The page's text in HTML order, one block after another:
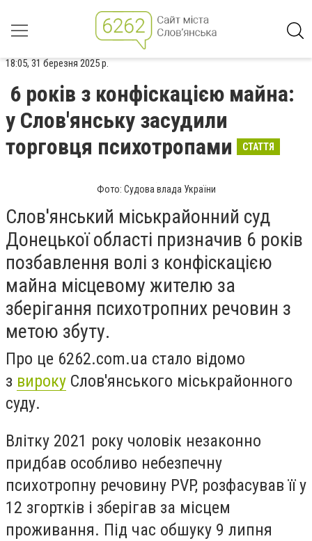
18:05, 31 березня 2025 р.
6 років з конфіскацією майна:
у Слов'янську засудили
торговця психотропами
СТАТТЯ
Фото: Судова влада України
Слов'янський міськрайонний суд
Донецької області призначив 6 років
позбавлення волі з конфіскацією
майна місцевому жителю за
зберігання психотропних речовин з
метою збуту.
Про це 6262.com.ua стало відомо
з вироку Слов'янського міськрайонного
суду.
Влітку 2021 року чоловік незаконно
придбав особливо небезпечну
психотропну речовину PVP, розфасував її у
12 згортків і зберігав за місцем
проживання. Під час обшуку 9 липня